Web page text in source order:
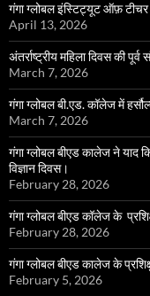
गंगा ग्लोबल इंस्टिट्यूट ऑफ़ टीचर
April 13, 2026
अंतर्राष्ट्रीय महिला दिवस की
March 7, 2026
गंगा ग्लोबल बी.एड. कॉलेज में
March 7, 2026
गंगा ग्लोबल बीएड कालेज ने याद
विज्ञान दिवस।
February 28, 2026
गंगा ग्लोबल बीएड कॉलेज के
February 28, 2026
गंगा ग्लोबल बीएड कालेज के
February 5, 2026